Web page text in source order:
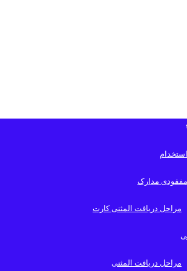
مدارک
مراحل دریافت المثنی کارت
مراحل دریافت المثنی